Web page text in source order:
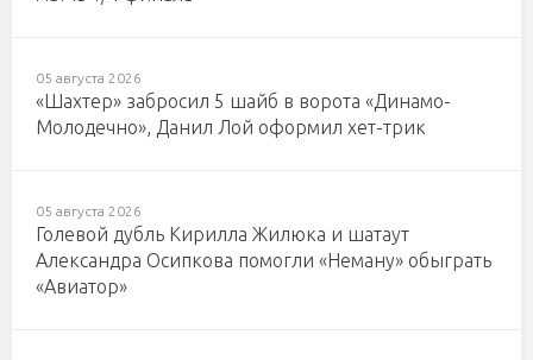
05 августа 2026
«Шахтер» забросил 5 шайб в ворота «Динамо-
Молодечно», Данил Лой оформил хет-трик
05 августа 2026
Голевой дубль Кирилла Жилюка и шатаут
Александра Осипкова помогли «Неману» обыграть
«Авиатор»